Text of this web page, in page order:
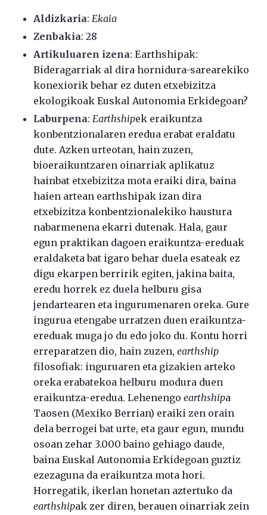
Aldizkaria: Ekaia
Zenbakia: 28
Artikuluaren izena: Earthshipak:
Bideragarriak al dira hornidura-sarearekiko
konexiorik behar ez duten etxebizitza
ekologikoak Euskal Autonomia Erkidegoan?
Laburpena: Earthshipek eraikuntza
konbentzionalaren eredua erabat eraldatu
dute. Azken urteotan, hain zuzen,
bioeraikuntzaren oinarriak aplikatuz
hainbat etxebizitza mota eraiki dira, baina
haien artean earthshipak izan dira
etxebizitza konbentzionalekiko haustura
nabarmenena ekarri dutenak. Hala, gaur
egun praktikan dagoen eraikuntza-ereduak
eraldaketa bat igaro behar duela esateak ez
digu ekarpen berririk egiten, jakina baita,
eredu horrek ez duela helburu gisa
jendartearen eta ingurumenaren oreka. Gure
ingurua etengabe urratzen duen eraikuntza-
ereduak muga jo du edo joko du. Kontu horri
erreparatzen dio, hain zuzen, earthship
filosofiak: inguruaren eta gizakien arteko
oreka erabatekoa helburu modura duen
eraikuntza-eredua. Lehenengo earthshipa
Taosen (Mexiko Berrian) eraiki zen orain
dela berrogei bat urte, eta gaur egun, mundu
osoan zehar 3.000 baino gehiago daude,
baina Euskal Autonomia Erkidegoan guztiz
ezezaguna da eraikuntza mota hori.
Horregatik, ikerlan honetan aztertuko da
earthshipak zer diren, berauen oinarriak zein